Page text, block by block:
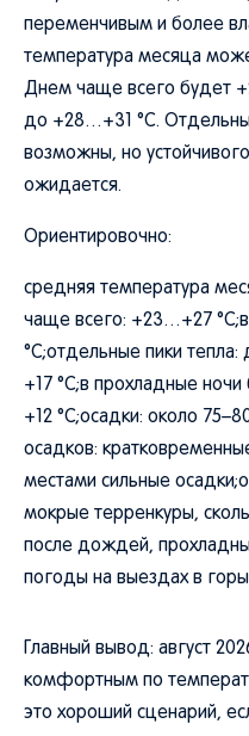
переменчивым и более
температура месяца
Днем чаще всего будет
до +28…+31 °C.
возможны, но
ожидается.
Ориентировочно:
средняя температура
чаще всего: +23…+27
°C;отдельные пики
+17 °C;в прохладные
+12 °C;осадки: около
осадков:
местами сильные
мокрые терренкуры,
после дождей,
погоды на выездах в
Главный вывод: август
комфортным по
это хороший сценарий,